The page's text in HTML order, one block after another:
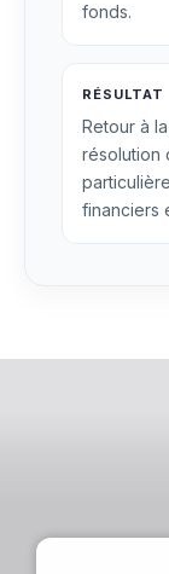
fonds.
RÉSULTAT
Retour à
résolution
financiers